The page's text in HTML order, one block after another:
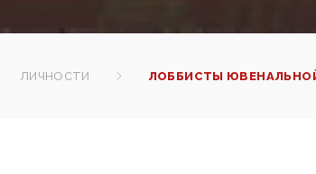
ЛИЧНОСТИ ЛОББИСТЫ